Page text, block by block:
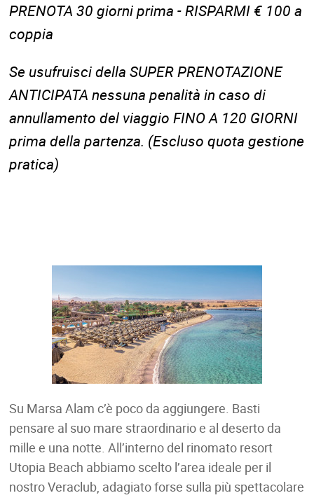
PRENOTA 30 giorni prima - RISPARMI € 100 a
coppia
Se usufruisci della SUPER PRENOTAZIONE
ANTICIPATA nessuna penalità in caso di
annullamento del viaggio FINO A 120 GIORNI
prima della partenza. (Escluso quota gestione
pratica)
Su Marsa Alam c’è poco da aggiungere. Basti
pensare al suo mare straordinario e al deserto da
mille e una notte. All’interno del rinomato resort
Utopia Beach abbiamo scelto l’area ideale per il
nostro Veraclub, adagiato forse sulla più spettacolare